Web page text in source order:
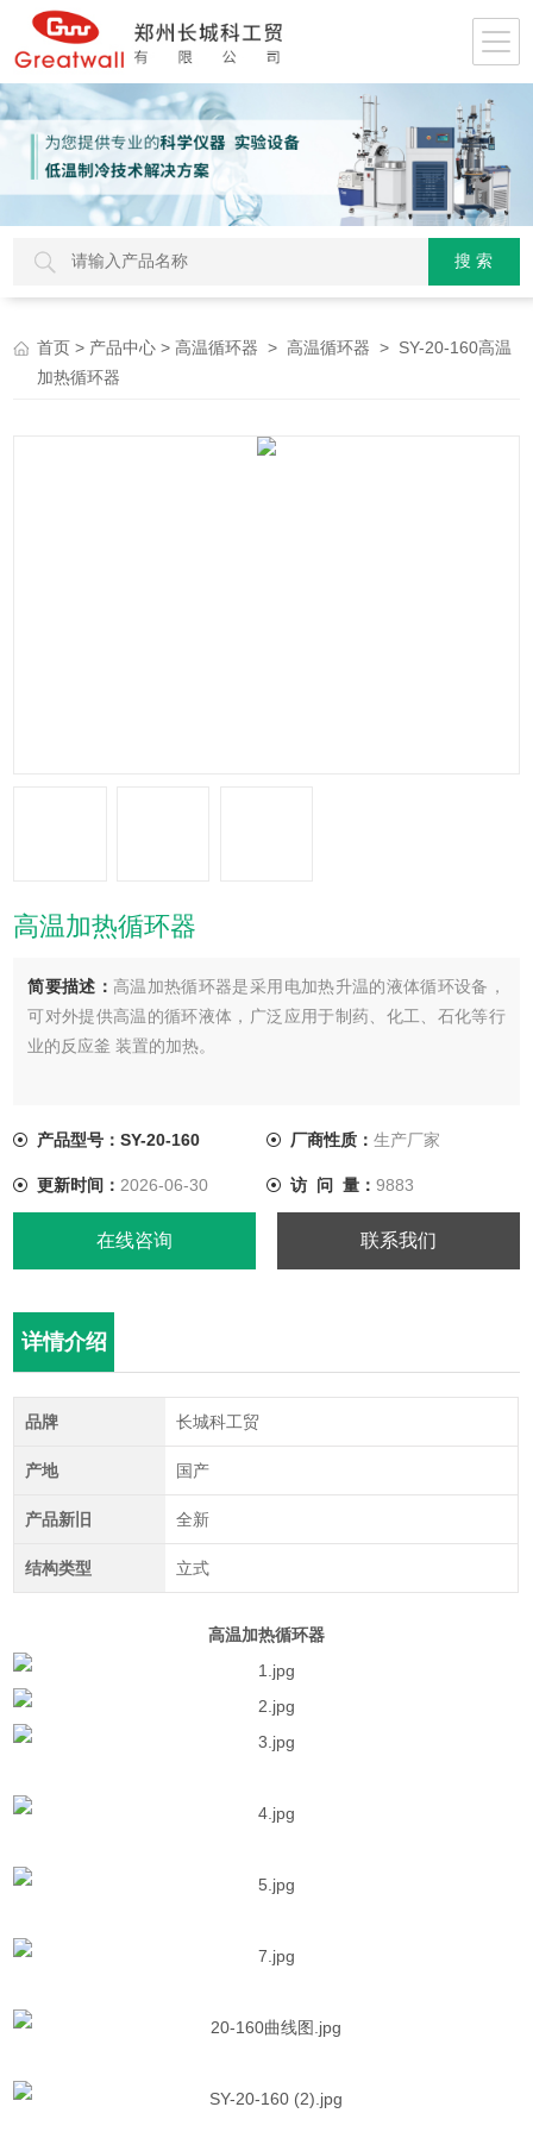
首页 > 产品中心 >高温循环器 >高温循环器 > SY-20-160高温
加热循环器
高温加热循环器
简要描述： 高温加热循环器是采用电加热升温的液体循环设备，
可对外提供高温的循环液体，广泛应用于制药、化工、石化等行
业的反应釜 装置的加热。
产品型号：SY-20-160 厂商性质： 生产厂家
更新时间： 2026-06-30 访 问 量： 9883
在线咨询 联系我们
详情介绍
品牌 长城科工贸
产地 国产
产品新旧 全新
结构类型 立式
高温加热循环器